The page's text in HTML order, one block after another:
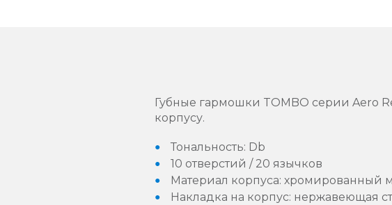
Губные гармошки TOMBO серии Aero
корпусу.
Тональность: Db
10 отверстий / 20 язычков
Материал корпуса: хромированный
Накладка на корпус: нержавеющая